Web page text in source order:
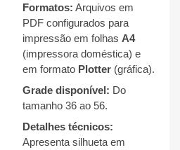
Formatos: Arquivos em
PDF configurados para
impressão em folhas A4
(impressora doméstica) e
em formato Plotter (gráfica).
Grade disponível: Do
tamanho 36 ao 56.
Detalhes técnicos:
Apresenta silhueta em